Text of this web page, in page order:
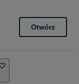
Otwórz